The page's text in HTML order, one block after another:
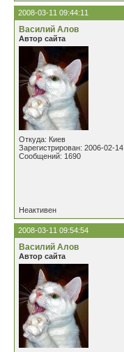
2008-03-11 09:44:11
Василий Алов
Автор сайта
Откуда: Киев
Зарегистрирован: 2006-02-14
Сообщений: 1690
Неактивен
2008-03-11 09:54:54
Василий Алов
Автор сайта